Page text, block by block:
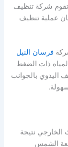
شركة تنظيف
عملية تنظيف
فرسان النيل
ذات الضغط
اليدوي بالجوانب
الخارجي نتيجة
الشمس